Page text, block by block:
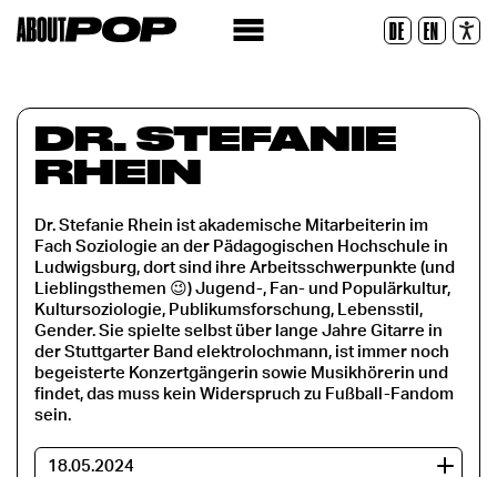
DE EN
Réinitialiser
DR. STEFANIE
RHEIN
Dr. Stefanie Rhein ist akademische Mitarbeiterin im
Fach Soziologie an der Pädagogischen Hochschule in
Ludwigsburg, dort sind ihre Arbeitsschwerpunkte (und
Lieblingsthemen 😉) Jugend-, Fan- und Populärkultur,
Kultursoziologie, Publikumsforschung, Lebensstil,
Gender. Sie spielte selbst über lange Jahre Gitarre in
der Stuttgarter Band elektrolochmann, ist immer noch
begeisterte Konzertgängerin sowie Musikhörerin und
findet, das muss kein Widerspruch zu Fußball-Fandom
sein.
18.05.2024